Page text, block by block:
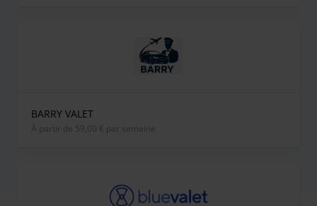
BARRY VALET
À partir de 59,00 € par semaine